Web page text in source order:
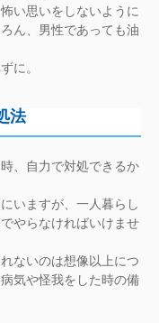
い思いをしないように
ん、男性であっても油
に。
法
、自力で対処できるか
いますが、一人暮らし
やらなければいけませ
ないのは想像以上につ
気や怪我をした時の備